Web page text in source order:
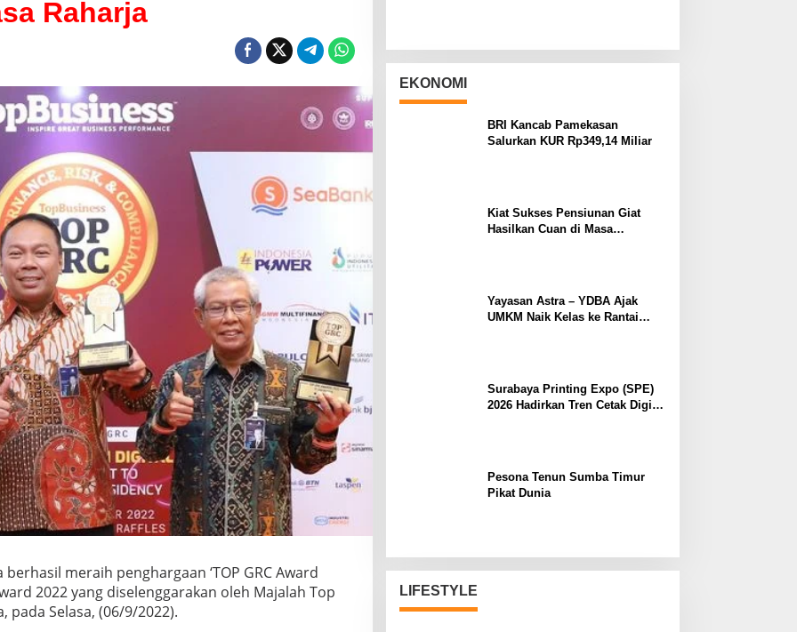
Raharja
berhasil meraih penghargaan ‘TOP GRC Award
2022 yang diselenggarakan oleh Majalah Top
pada Selasa, (06/9/2022).
EKONOMI
BRI Kancab Pamekasan
Salurkan KUR Rp349,14 Miliar
Kiat Sukses Pensiunan Giat
Hasilkan Cuan di Masa
Yayasan Astra – YDBA Ajak
UMKM Naik Kelas ke Rantai
Surabaya Printing Expo (SPE)
2026 Hadirkan Tren Cetak Digital
Pesona Tenun Sumba Timur
Pikat Dunia
LIFESTYLE